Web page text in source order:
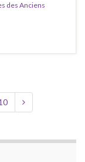
des Anciens